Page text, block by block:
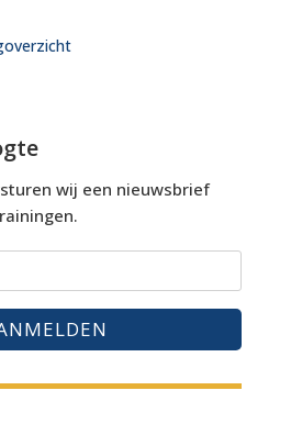
wij een nieuwsbrief